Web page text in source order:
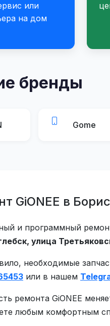
или
на дом
бренды
Gome
GiONEE в
и программный
улица
необходимые
или в нашем
ремонта GiONEE
любым комфортным